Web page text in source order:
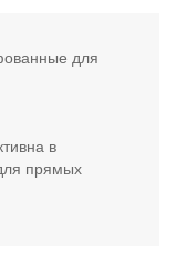
для
в
прямых